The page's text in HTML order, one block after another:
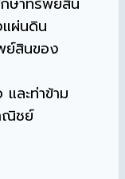
ผ่นดิน
ย์สินของ
และท่าข้าม
ณิชย์